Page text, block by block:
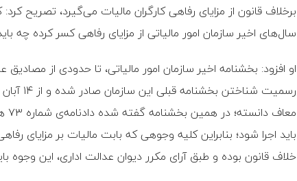
برخلاف قانون از مزایای رفاهی کارگران مالیات می‌گیرد، تصریح
سال‌های اخیر سازمان امور مالیاتی از مزایای رفاهی کسر کرده چه
او افزود: بخشنامه اخیر سازمان امور مالیاتی، تا حدودی از
خلاف قانون بوده و طبق آرای مکرر دیوان عدالت اداری، این وجوه